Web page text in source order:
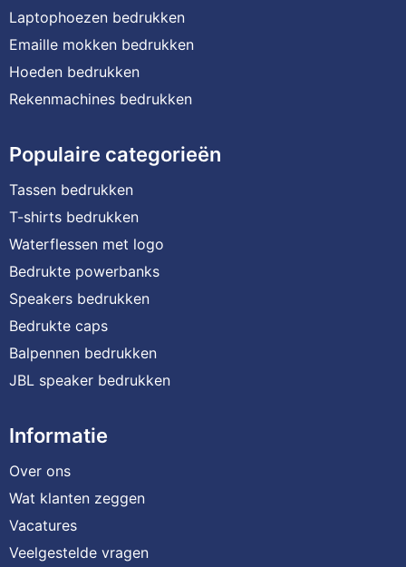
Laptophoezen bedrukken
Emaille mokken bedrukken
Hoeden bedrukken
Rekenmachines bedrukken
Populaire categorieën
Tassen bedrukken
T-shirts bedrukken
Waterflessen met logo
Bedrukte powerbanks
Speakers bedrukken
Bedrukte caps
Balpennen bedrukken
JBL speaker bedrukken
Informatie
Over ons
Wat klanten zeggen
Vacatures
Veelgestelde vragen